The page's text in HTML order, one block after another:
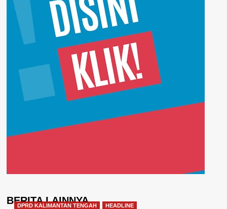
BERITA LAINNYA
DPRD KALIMANTAN TENGAH HEADLINE